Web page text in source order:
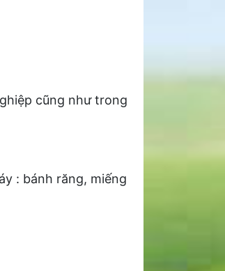
cũng như trong
: bánh răng, miếng